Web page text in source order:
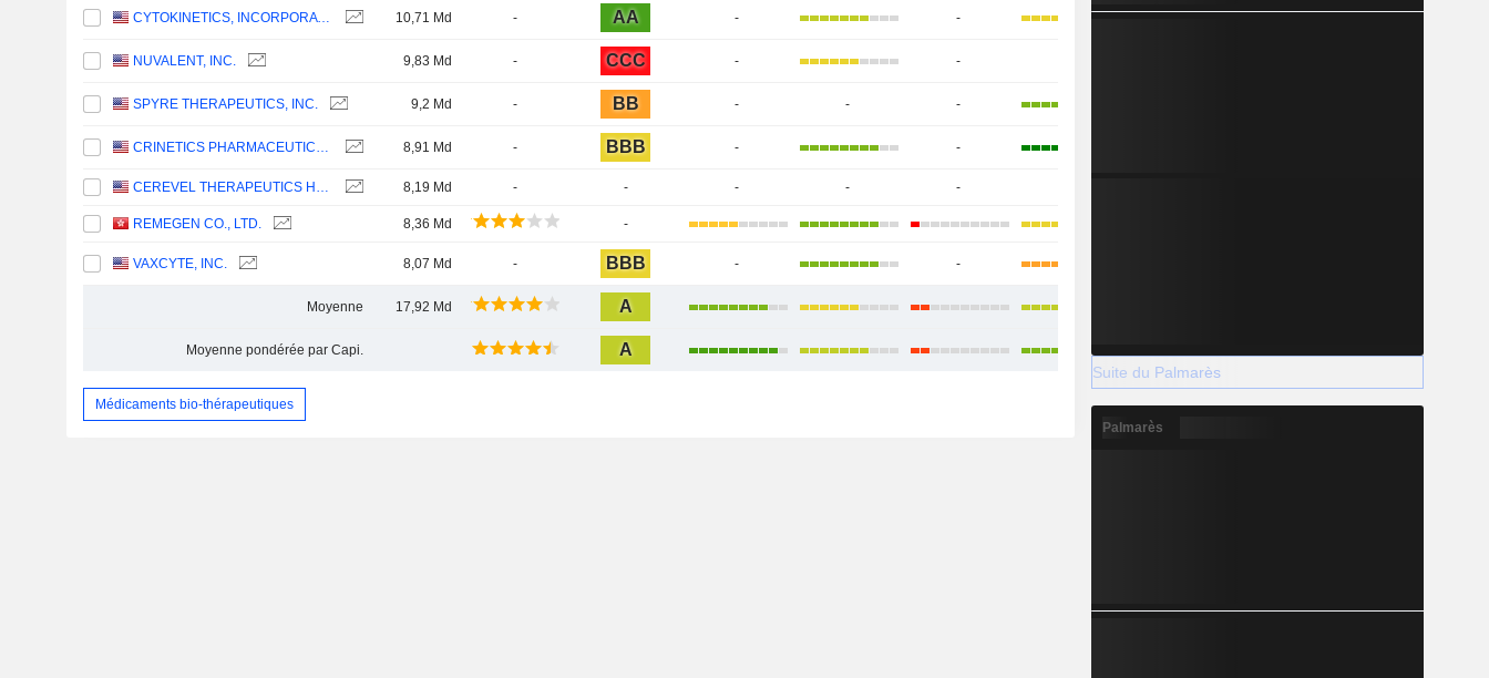
CYTOKINETICS, INCORPORATED 10,71 Md - AA - -
NUVALENT, INC. 9,83 Md - CCC - -
SPYRE THERAPEUTICS, INC. 9,2 Md - BB - - -
CRINETICS PHARMACEUTICALS, INC. 8,91 Md - BBB - -
CEREVEL THERAPEUTICS HOLDINGS, INC. 8,19 Md - - - - -
REMEGEN CO., LTD. 8,36 Md -
VAXCYTE, INC. 8,07 Md - BBB - -
Moyenne 17,92 Md A
Moyenne pondérée par Capi. A
Médicaments bio-thérapeutiques
Suite du Palmarès
Palmarès